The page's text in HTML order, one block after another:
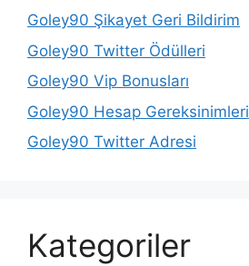
Goley90 Şikayet Geri Bildirim
Goley90 Twitter Ödülleri
Goley90 Vip Bonusları
Goley90 Hesap Gereksinimleri
Goley90 Twitter Adresi
Kategoriler